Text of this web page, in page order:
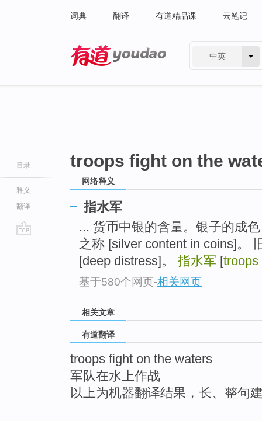
词典 翻译 有道精品课 云笔记
中英
目录
释义
翻译
troops fight on the
网络释义
指水军
... 货币中银的含量。银子的成
之称 [silver content in coins]。
[deep distress]。 指水军 [troops
基于580个网页-相关网页
相关文章
有道翻译
troops fight on the waters
军队在水上作战
以上为机器翻译结果，长、整句